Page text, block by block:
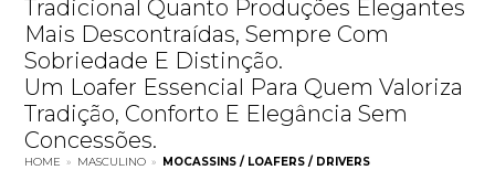
Tradicional Quanto Produções Elegantes
Mais Descontraídas, Sempre Com
Sobriedade E Distinção.
Um Loafer Essencial Para Quem Valoriza
Tradição, Conforto E Elegância Sem
Concessões.
HOME » MASCULINO » MOCASSINS / LOAFERS / DRIVERS